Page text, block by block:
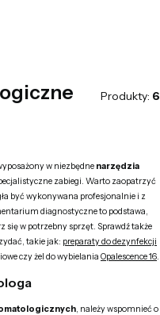
szczegóły
Produkty: 6
w niezbędne narzędzia
zabiegi. Warto zaopatrzyć
być wykonywana profesjonalnie i z
diagnostyczne to podstawa,
się w potrzebny sprzęt. Sprawdź także
takie jak: preparaty do dezynfekcji
czy żel do wybielania Opalescence 16.
, należy wspomnieć o